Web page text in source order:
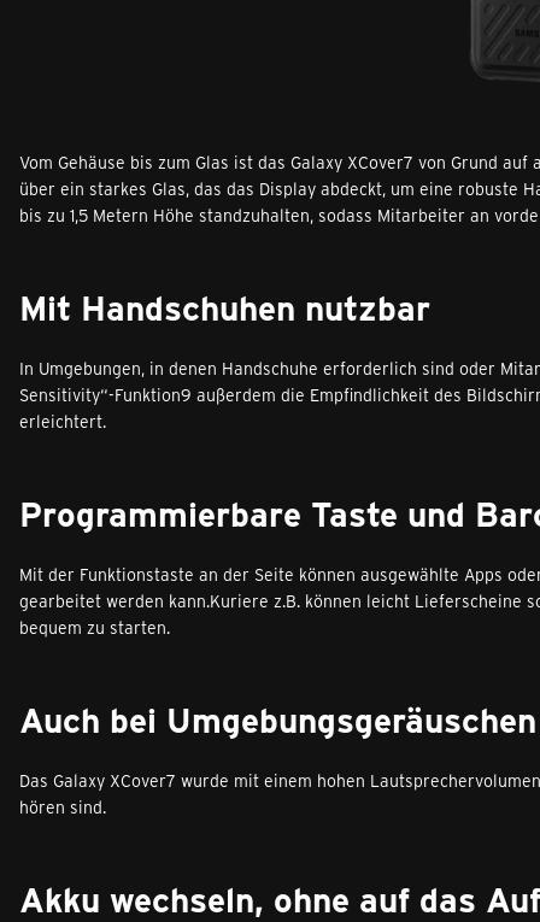
Vom Gehäuse bis zum Glas ist das Galaxy XCover7 von Grund
über ein starkes Glas, das das Display abdeckt, um eine robuste
bis zu 1,5 Metern Höhe standzuhalten, sodass Mitarbeiter an
Mit Handschuhen nutzbar
In Umgebungen, in denen Handschuhe erforderlich sind oder
Sensitivity“-Funktion9 außerdem die Empfindlichkeit des
erleichtert.
Programmierbare Taste und
Mit der Funktionstaste an der Seite können ausgewählte Apps
gearbeitet werden kann.Kuriere z.B. können leicht Lieferscheine
bequem zu starten.
Auch bei
Das Galaxy XCover7 wurde mit einem hohen
hören sind.
Akku wechseln, ohne auf das